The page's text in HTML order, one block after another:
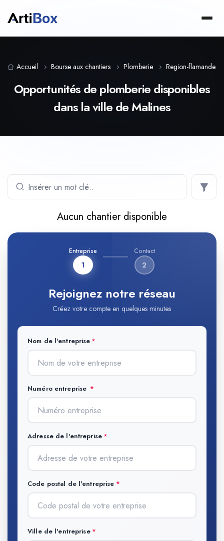
Accueil Bourse aux chantiers Plomberie Region-flamande
Opportunités de plomberie disponibles
dans la ville de Malines
Aucun chantier disponible
Entreprise
1
Contact
2
Rejoignez notre réseau
Créez votre compte en quelques minutes
Nom de l'entreprise
Numéro entreprise
Adresse de l'entreprise
Code postal de l'entreprise
Ville de l'entreprise